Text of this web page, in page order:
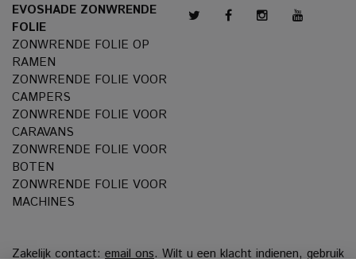
EVOSHADE ZONWRENDE
FOLIE
ZONWRENDE FOLIE OP
RAMEN
ZONWRENDE FOLIE VOOR
CAMPERS
ZONWRENDE FOLIE VOOR
CARAVANS
ZONWRENDE FOLIE VOOR
BOTEN
ZONWRENDE FOLIE VOOR
MACHINES
Zakelijk contact: email ons. Wilt u een klacht indienen, gebruik